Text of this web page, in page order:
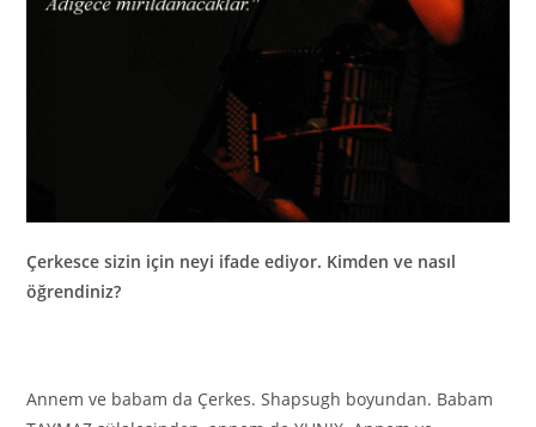
Çerkesce sizin için neyi ifade ediyor. Kimden ve nasıl
öğrendiniz?
Annem ve babam da Çerkes. Shapsugh boyundan. Babam